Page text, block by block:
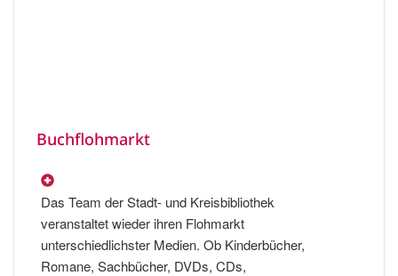
Buchflohmarkt
Das Team der Stadt- und Kreisbibliothek
veranstaltet wieder ihren Flohmarkt
unterschiedlichster Medien. Ob Kinderbücher,
Romane, Sachbücher, DVDs, CDs,